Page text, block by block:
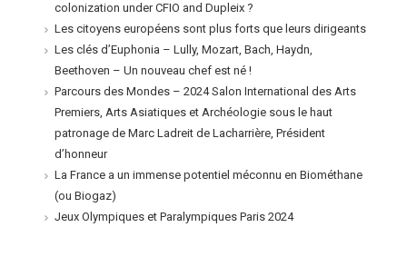
colonization under CFIO and Dupleix ?
Les citoyens européens sont plus forts que leurs dirigeants
Les clés d’Euphonia – Lully, Mozart, Bach, Haydn,
Beethoven – Un nouveau chef est né !
Parcours des Mondes – 2024 Salon International des Arts
Premiers, Arts Asiatiques et Archéologie sous le haut
patronage de Marc Ladreit de Lacharrière, Président
d’honneur
La France a un immense potentiel méconnu en Biométhane
(ou Biogaz)
Jeux Olympiques et Paralympiques Paris 2024